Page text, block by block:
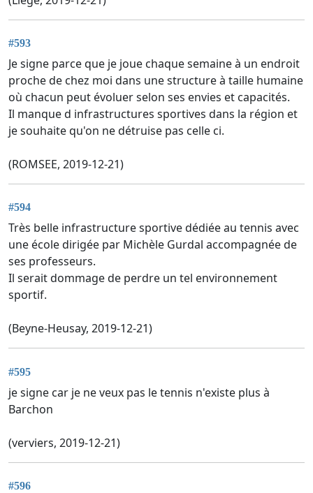
#593
Je signe parce que je joue chaque semaine à un endroit
proche de chez moi dans une structure à taille humaine
où chacun peut évoluer selon ses envies et capacités.
Il manque d infrastructures sportives dans la région et
je souhaite qu'on ne détruise pas celle ci.
(ROMSEE, 2019-12-21)
#594
Très belle infrastructure sportive dédiée au tennis avec
une école dirigée par Michèle Gurdal accompagnée de
ses professeurs.
Il serait dommage de perdre un tel environnement
sportif.
(Beyne-Heusay, 2019-12-21)
#595
je signe car je ne veux pas le tennis n'existe plus à
Barchon
(verviers, 2019-12-21)
#596